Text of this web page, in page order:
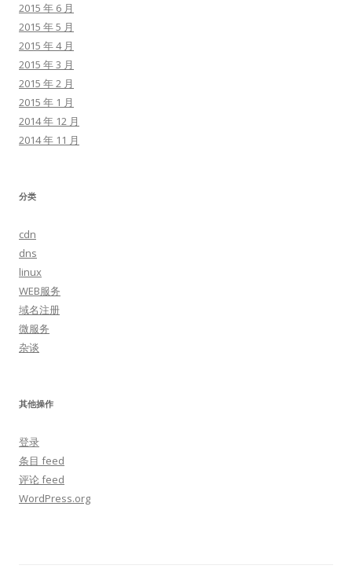
2015 年 6 月
2015 年 5 月
2015 年 4 月
2015 年 3 月
2015 年 2 月
2015 年 1 月
2014 年 12 月
2014 年 11 月
分类
cdn
dns
linux
WEB服务
域名注册
微服务
杂谈
其他操作
登录
条目 feed
评论 feed
WordPress.org